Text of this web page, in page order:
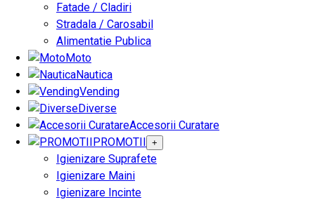
Fatade / Cladiri
Stradala / Carosabil
Alimentatie Publica
Moto
Nautica
Vending
Diverse
Accesorii Curatare
PROMOTII +
Igienizare Suprafete
Igienizare Maini
Igienizare Incinte